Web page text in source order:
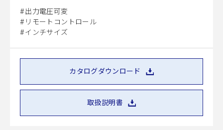
出力電圧可変
リモートコントロール
インチサイズ
カタログダウンロード
取扱説明書